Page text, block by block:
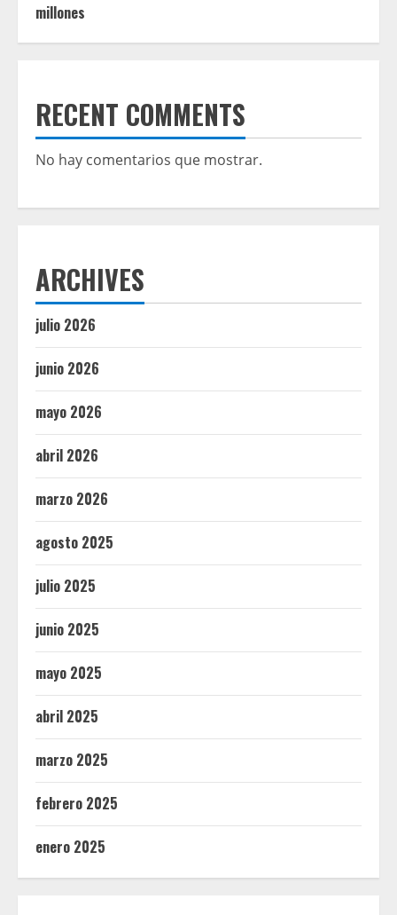
millones
RECENT COMMENTS
No hay comentarios que mostrar.
ARCHIVES
julio 2026
junio 2026
mayo 2026
abril 2026
marzo 2026
agosto 2025
julio 2025
junio 2025
mayo 2025
abril 2025
marzo 2025
febrero 2025
enero 2025